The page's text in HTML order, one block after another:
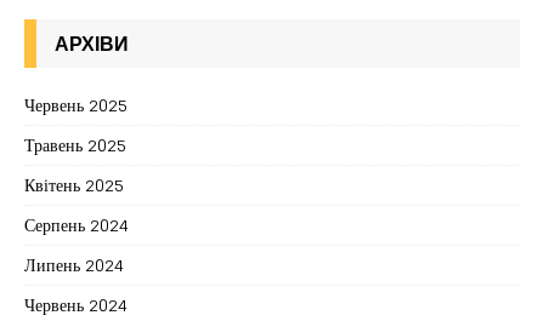
АРХІВИ
Червень 2025
Травень 2025
Квітень 2025
Серпень 2024
Липень 2024
Червень 2024